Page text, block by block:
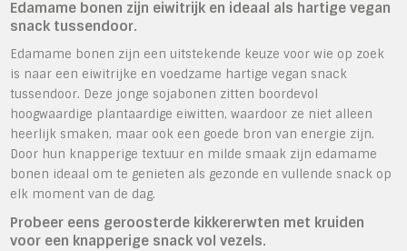
Edamame bonen zijn eiwitrijk en ideaal als hartige vegan
snack tussendoor.
Edamame bonen zijn een uitstekende keuze voor wie op zoek
is naar een eiwitrijke en voedzame hartige vegan snack
tussendoor. Deze jonge sojabonen zitten boordevol
hoogwaardige plantaardige eiwitten, waardoor ze niet alleen
heerlijk smaken, maar ook een goede bron van energie zijn.
Door hun knapperige textuur en milde smaak zijn edamame
bonen ideaal om te genieten als gezonde en vullende snack op
elk moment van de dag.
Probeer eens geroosterde kikkererwten met kruiden
voor een knapperige snack vol vezels.